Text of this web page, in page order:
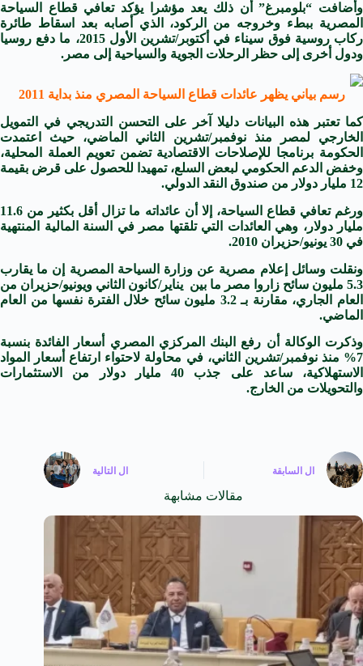
وأضافت “بلومبرغ” أن ذلك يعد مؤشرا يؤكد تعافي قطاع السياحة
المصرية ببطء وخروجه من الركود، الذي أصابه بعد
اسقاط طائرة
ركاب روسية
فوق سيناء في أكتوبر/تشرين الأول 2015، ما دفع روسيا
ودول أخرى إلى حظر الرحلات الجوية والسياحية إلى مصر.
رسم بياني يظهر عائدات قطاع السياحة المصري منذ بداية 2011
كما تعتبر هذه البيانات دليلا آخر على التحسن التدريجي في التمويل
الخارجي لمصر منذ نوفمبر/تشرين الثاني الماضي، حيث اعتمدت
الحكومة برنامجا للإصلاحات الاقتصادية تضمن تعويم العملة المحلية،
وخفض الدعم الحكومي لبعض السلع، تمهيدا للحصول على قرض بقيمة
12 مليار دولار من صندوق النقد الدولي.
ورغم تعافي قطاع السياحة، إلا أن عائداته ما تزال أقل بكثير من 11.6
مليار دولار، وهي العائدات التي تلقتها مصر في السنة المالية المنتهية
في 30 يونيو/حزيران 2010.
ونقلت وسائل إعلام مصرية عن وزارة السياحة المصرية إن ما يقارب
5.3 مليون سائح زاروا مصر ما بين يناير/كانون الثاني ويونيو/حزيران من
العام الجاري، مقارنة بـ 3.2 مليون سائح خلال الفترة نفسها من العام
الماضي.
وذكرت الوكالة أن رفع البنك المركزي المصري أسعار الفائدة بنسبة
7% منذ نوفمبر/تشرين الثاني، في محاولة لاحتواء ارتفاع أسعار المواد
الاستهلاكية، ساعد على جذب 40 مليار دولار من الاستثمارات
والتحويلات من الخارج.
ال السابقة ال التالية
مقالات مشابهة